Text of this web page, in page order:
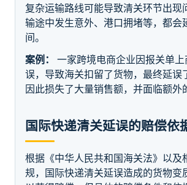
复杂运输路线可能导致清关环节出现
输途中发生意外、港口拥堵等，都会
间。
案例：
一家跨境电商企业因报关单
误，导致海关扣留了货物，最终延误
因此损失了大量销售额，并面临额外
国际快递清关延误的赔偿依
根据《中华人民共和国海关法》以及
规，国际快递清关延误造成的货物变